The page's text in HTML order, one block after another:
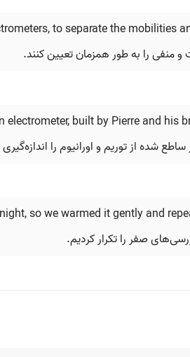
to separate the
built by Pierre and
شده از توریم و اورانیوم را
so we warmed it gently and
صفر را تکرار کردیم.